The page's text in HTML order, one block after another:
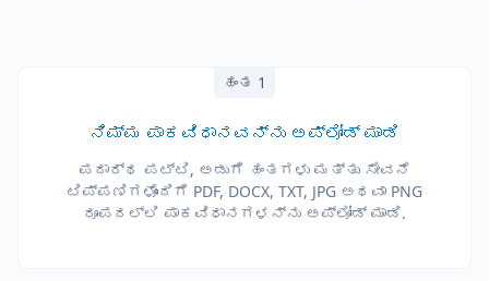
ಹಂತ 1
ನಿಮ್ಮ ಪಾಕವಿಧಾನವನ್ನು ಅಪ್‌ಲೋಡ್ ಮಾಡಿ
ಪದಾರ್ಥ ಪಟ್ಟಿ, ಅಡುಗೆ ಹಂತಗಳು ಮತ್ತು ಸೇವನೆ
ಟಿಪ್ಪಣಿಗಳೊಂದಿಗೆ PDF, DOCX, TXT, JPG ಅಥವಾ PNG
ರೂಪದಲ್ಲಿ ಪಾಕವಿಧಾನಗಳನ್ನು ಅಪ್‌ಲೋಡ್ ಮಾಡಿ.